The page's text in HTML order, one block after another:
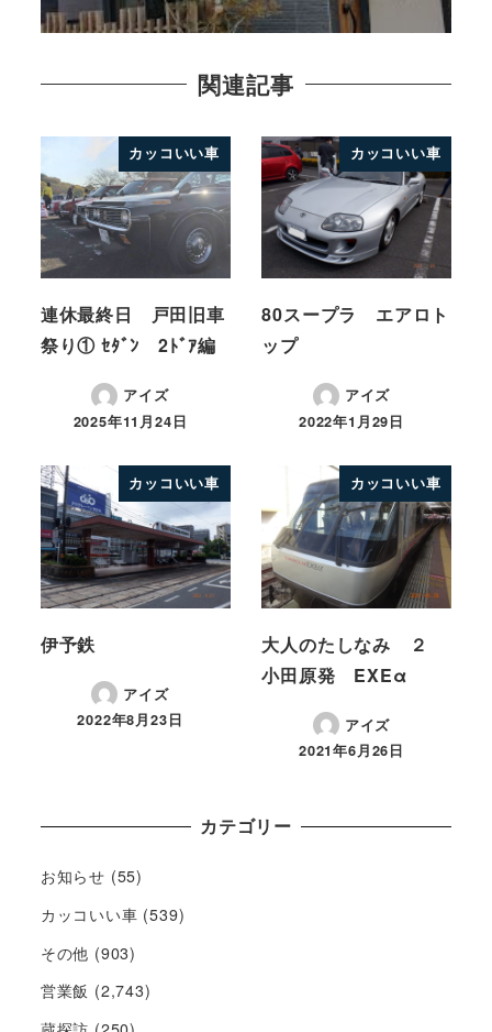
関連記事
カッコいい車
連休最終日 戸田旧車
祭り① ｾﾀﾞﾝ 2ﾄﾞｱ編
アイズ
2025年11月24日
カッコいい車
80スープラ エアロト
ップ
アイズ
2022年1月29日
カッコいい車
伊予鉄
アイズ
2022年8月23日
カッコいい車
大人のたしなみ ２
小田原発 EXEα
アイズ
2021年6月26日
カテゴリー
お知らせ (55)
カッコいい車 (539)
その他 (903)
営業飯 (2,743)